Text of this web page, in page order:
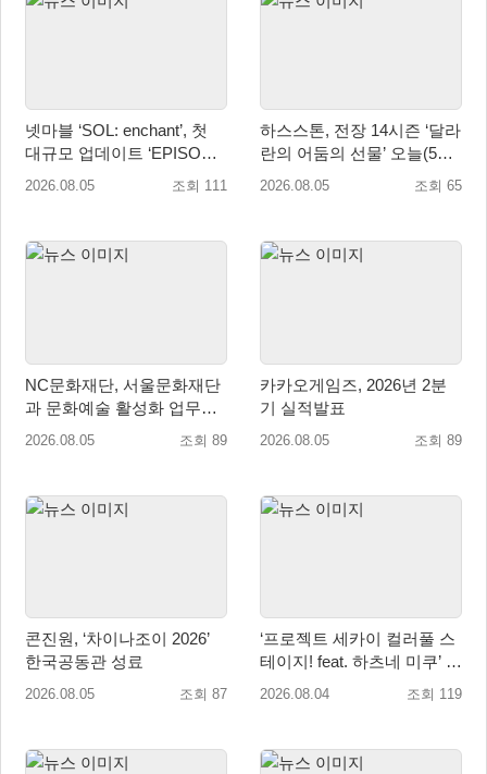
넷마블 ‘SOL: enchant’, 첫
대규모 업데이트 ‘EPISODE
01. GENESIS: 신의 전장’ 사
2026.08.05 조회 111
하스스톤, 전장 14시즌 ‘달라
란의 어둠의 선물’ 오늘(5일)
시작!
2026.08.05 조회 65
NC문화재단, 서울문화재단
과 문화예술 활성화 업무협
약
2026.08.05 조회 89
카카오게임즈, 2026년 2분
기 실적발표
2026.08.05 조회 89
콘진원, ‘차이나조이 2026’
한국공동관 성료
2026.08.05 조회 87
‘프로젝트 세카이 컬러풀 스
테이지! feat. 하츠네 미쿠’ 온
리 샵·페어·그라떼 개최
2026.08.04 조회 119